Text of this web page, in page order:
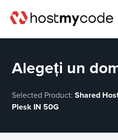
Alegeți un
Selected Product: Shared
Plesk IN 50G